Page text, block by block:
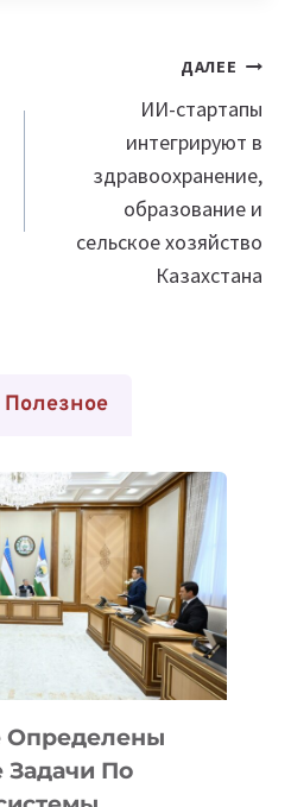
ДАЛЕЕ
ИИ-стартапы
интегрируют в
здравоохранение,
образование и
сельское хозяйство
Казахстана
Полезное
Определены
Задачи По